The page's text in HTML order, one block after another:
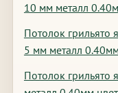
10 мм металл
Потолок грильято
5 мм металл
Потолок грильято